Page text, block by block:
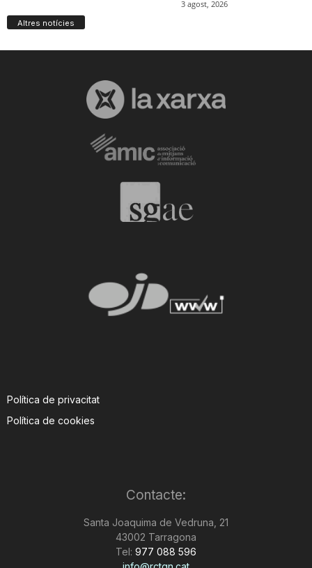
Altres notícies
Política de privacitat
Política de cookies
Contacte:
Santa Joaquima de Vedruna, 21
43002 Tarragona
Tel: 977 088 596